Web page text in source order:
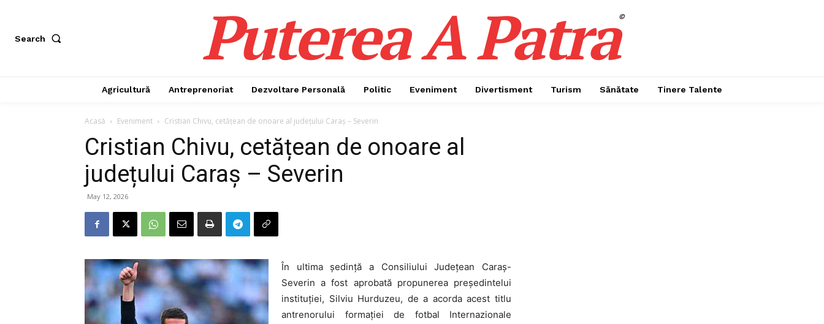
Search Puterea A Patra©
Agricultură Antreprenoriat Dezvoltare Personală Politic Eveniment Divertisment Turism Sănătate Tinere Talente
Acasă Eveniment Cristian Chivu, cetățean de onoare al județului Caraș – Severin
Cristian Chivu, cetățean de onoare al
județului Caraș – Severin
May 12, 2026
În ultima ședință a Consiliului Județean Caraș-
Severin a fost aprobată propunerea președintelui
instituției, Silviu Hurduzeu, de a acorda acest titlu
antrenorului formației de fotbal Internazionale